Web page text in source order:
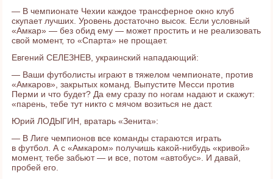
— В чемпионате Чехии каждое трансферное окно клуб
скупает лучших. Уровень достаточно высок. Если условный
«Амкар» — без обид ему — может простить и не реализовать
свой момент, то «Спарта» не прощает.
Евгений СЕЛЕЗНЕВ, украинский нападающий:
— Ваши футболисты играют в тяжелом чемпионате, против
«Амкаров», закрытых команд. Выпустите Месси против
Перми и что будет? Да ему сразу по ногам надают и скажут:
«парень, тебе тут никто с мячом возиться не даст.
Юрий ЛОДЫГИН, вратарь «Зенита»:
— В Лиге чемпионов все команды стараются играть
в футбол. А с «Амкаром» получишь какой-нибудь «кривой»
момент, тебе забьют — и все, потом «автобус». И давай,
пробей его.